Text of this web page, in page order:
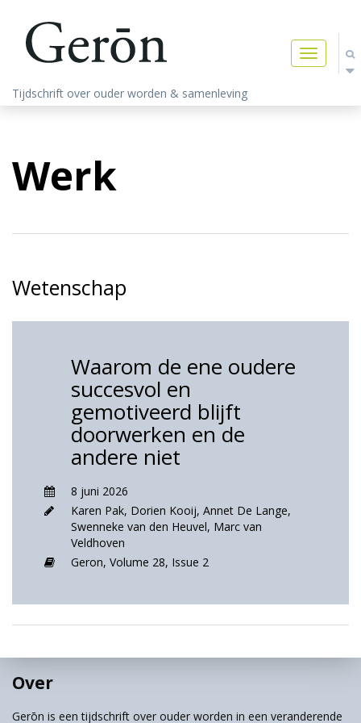
Toggle
navigation
Tijdschrift over ouder worden & samenleving
Werk
Wetenschap
Waarom de ene oudere
succesvol en
gemotiveerd blijft
doorwerken en de
andere niet
8 juni 2026
Karen Pak, Dorien Kooij, Annet De Lange,
Swenneke van den Heuvel, Marc van
Veldhoven
Geron, Volume 28, Issue 2
Over
Gerōn is een tijdschrift over ouder worden in een veranderende